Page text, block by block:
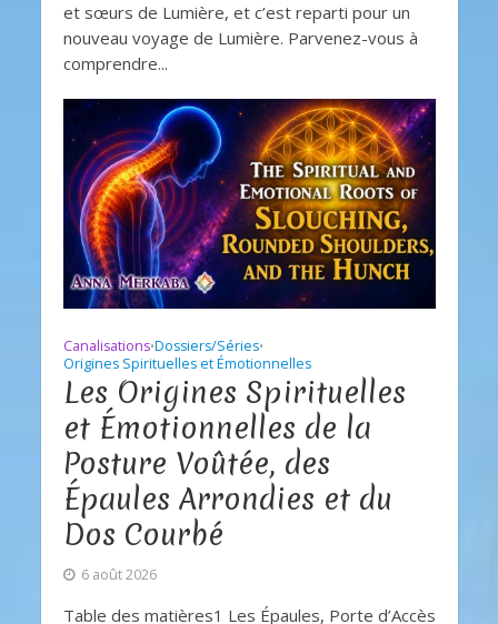
et sœurs de Lumière, et c’est reparti pour un
nouveau voyage de Lumière. Parvenez-vous à
comprendre...
Canalisations•Dossiers/Séries•
Origines Spirituelles et Émotionnelles
Les Origines Spirituelles
et Émotionnelles de la
Posture Voûtée, des
Épaules Arrondies et du
Dos Courbé
6 août 2026
Table des matières1 Les Épaules, Porte d’Accès